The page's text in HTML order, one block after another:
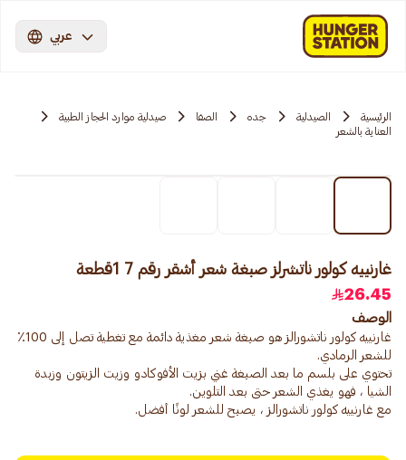
عربي
الرئيسية الصيدلية جده الصفا
صيدلية موارد الحجاز الطبية
العناية بالشعر
غارنييه كولور ناتشرلز صبغة شعر أشقر رقم 7 1قطعة
26.45
الوصف
غارنييه كولور ناتشورالز هو صبغة شعر مغذية دائمة مع تغطية تصل إلى 100٪
تحتوي على بلسم ما بعد الصبغة غني بزيت الأفوكادو وزيت الزيتون وزبدة
مع غارنييه كولور ناتشورالز ، يصبح للشعر لونًا أفضل.